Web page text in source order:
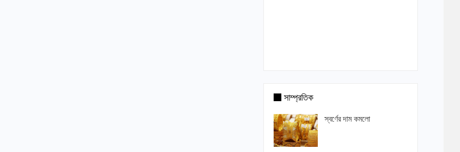
সাম্প্রতিক
স্বর্ণের দাম কমলো